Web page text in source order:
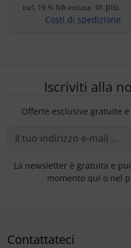
incl. 19 % IVA inclusa. in più.
Costi di spedizione
Iscriviti alla
Offerte esclusive gratuite
La newsletter è gratuita e
momento qui o nel
Contattateci